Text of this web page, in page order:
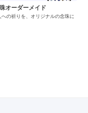
オーダーメイド
への祈りを、オリジナルの念珠に